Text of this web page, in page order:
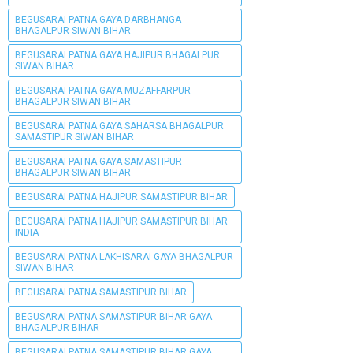
BEGUSARAI PATNA GAYA DARBHANGA
BHAGALPUR SIWAN BIHAR
BEGUSARAI PATNA GAYA HAJIPUR BHAGALPUR
SIWAN BIHAR
BEGUSARAI PATNA GAYA MUZAFFARPUR
BHAGALPUR SIWAN BIHAR
BEGUSARAI PATNA GAYA SAHARSA BHAGALPUR
SAMASTIPUR SIWAN BIHAR
BEGUSARAI PATNA GAYA SAMASTIPUR
BHAGALPUR SIWAN BIHAR
BEGUSARAI PATNA HAJIPUR SAMASTIPUR BIHAR
BEGUSARAI PATNA HAJIPUR SAMASTIPUR BIHAR
INDIA
BEGUSARAI PATNA LAKHISARAI GAYA BHAGALPUR
SIWAN BIHAR
BEGUSARAI PATNA SAMASTIPUR BIHAR
BEGUSARAI PATNA SAMASTIPUR BIHAR GAYA
BHAGALPUR BIHAR